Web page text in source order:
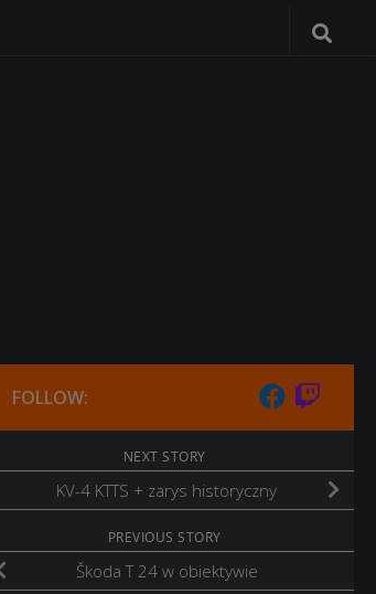
FOLLOW:
NEXT STORY
KV-4 KTTS + zarys historyczny
PREVIOUS STORY
Škoda T 24 w obiektywie